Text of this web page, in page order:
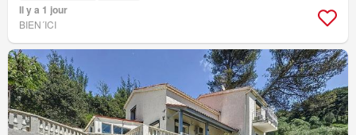
Il y a 1 jour
BIEN´ICI